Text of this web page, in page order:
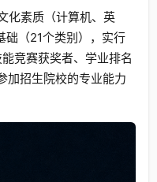
化素质（计算机、英
础（21个类别），实行
竞赛获奖者、学业排名
加招生院校的专业能力